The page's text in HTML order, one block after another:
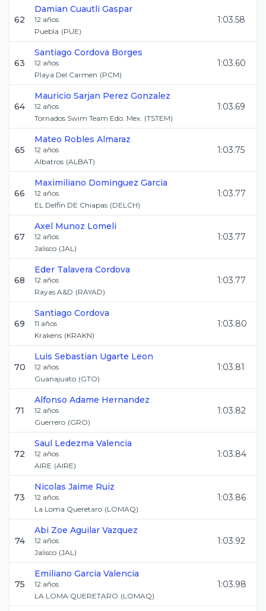
62
Damian Cuautli Gaspar
12 años
Puebla (PUE)
1:03.58
63
Santiago Cordova Borges
12 años
Playa Del Carmen (PCM)
1:03.60
64
Mauricio Sarjan Perez Gonzalez
12 años
Tornados Swim Team Edo. Mex. (TSTEM)
1:03.69
65
Mateo Robles Almaraz
12 años
Albatros (ALBAT)
1:03.75
66
Maximiliano Dominguez Garcia
12 años
EL Delfin DE Chiapas (DELCH)
1:03.77
67
Axel Munoz Lomeli
12 años
Jalisco (JAL)
1:03.77
68
Eder Talavera Cordova
12 años
Rayas A&D (RAYAD)
1:03.77
69
Santiago Cordova
11 años
Krakens (KRAKN)
1:03.80
70
Luis Sebastian Ugarte Leon
12 años
Guanajuato (GTO)
1:03.81
71
Alfonso Adame Hernandez
12 años
Guerrero (GRO)
1:03.82
72
Saul Ledezma Valencia
12 años
AIRE (AIRE)
1:03.84
73
Nicolas Jaime Ruiz
12 años
La Loma Queretaro (LOMAQ)
1:03.86
74
Abi Zoe Aguilar Vazquez
12 años
Jalisco (JAL)
1:03.92
75
Emiliano Garcia Valencia
12 años
LA LOMA QUERETARO (LOMAQ)
1:03.98